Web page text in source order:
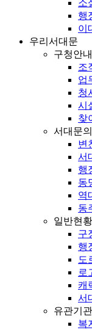
소
행
이
우리서대문
구청안내
조
업
청
시
찾
서대문
변
서
행
동
역
동
일반현황
구
행
도
로
캐
서
유관기관
복